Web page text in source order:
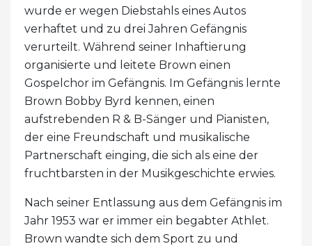
wurde er wegen Diebstahls eines Autos
verhaftet und zu drei Jahren Gefängnis
verurteilt. Während seiner Inhaftierung
organisierte und leitete Brown einen
Gospelchor im Gefängnis. Im Gefängnis lernte
Brown Bobby Byrd kennen, einen
aufstrebenden R & B-Sänger und Pianisten,
der eine Freundschaft und musikalische
Partnerschaft einging, die sich als eine der
fruchtbarsten in der Musikgeschichte erwies.
Nach seiner Entlassung aus dem Gefängnis im
Jahr 1953 war er immer ein begabter Athlet.
Brown wandte sich dem Sport zu und